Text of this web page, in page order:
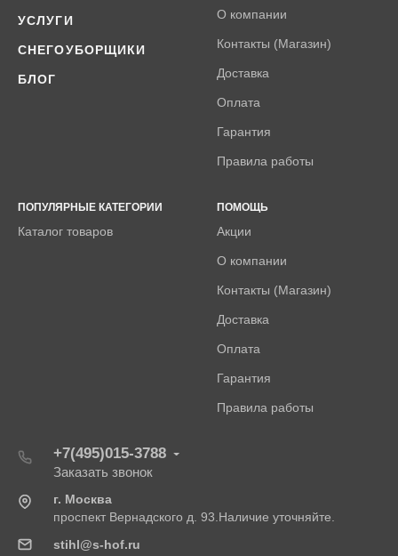
УСЛУГИ
СНЕГОУБОРЩИКИ
БЛОГ
О компании
Контакты (Магазин)
Доставка
Оплата
Гарантия
Правила работы
ПОПУЛЯРНЫЕ КАТЕГОРИИ
Каталог товаров
ПОМОЩЬ
Акции
О компании
Контакты (Магазин)
Доставка
Оплата
Гарантия
Правила работы
+7(495)015-3788
Заказать звонок
г. Москва
проспект Вернадского д. 93.Наличие уточняйте.
stihl@s-hof.ru